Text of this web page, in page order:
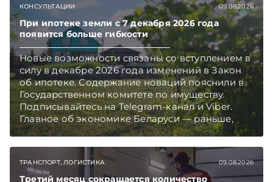
КОНСУЛЬТАЦИИ 09.08.2026
При ипотеке земли с 7 декабря 2026 года
появится больше гибкости
Новые возможности связаны со вступлением в
силу в декабре 2026 года изменений в Закон
об ипотеке. Содержание новаций пояснили в
Государственном комитете по имуществу.
Подписывайтесь на Telegram‑канал и Viber.
Главное об экономике Беларуси — раньше,
чем в новостях TelegramViber
ТРАНСПОРТ, ЛОГИСТИКА 09.08.2026
Третий месяц сокращается количество